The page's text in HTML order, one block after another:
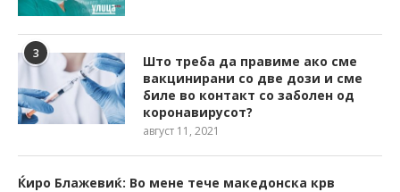
3
Што треба да правиме ако сме
вакцинирани со две дози и сме
биле во контакт со заболен од
коронавирусот?
август 11, 2021
Ќиро Блажевиќ: Во мене тече македонска крв